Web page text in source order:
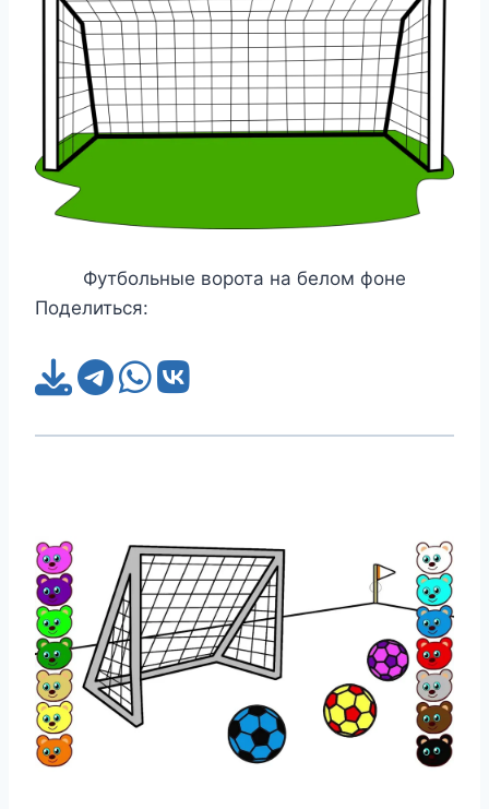
Футбольные ворота на белом фоне
Поделиться: